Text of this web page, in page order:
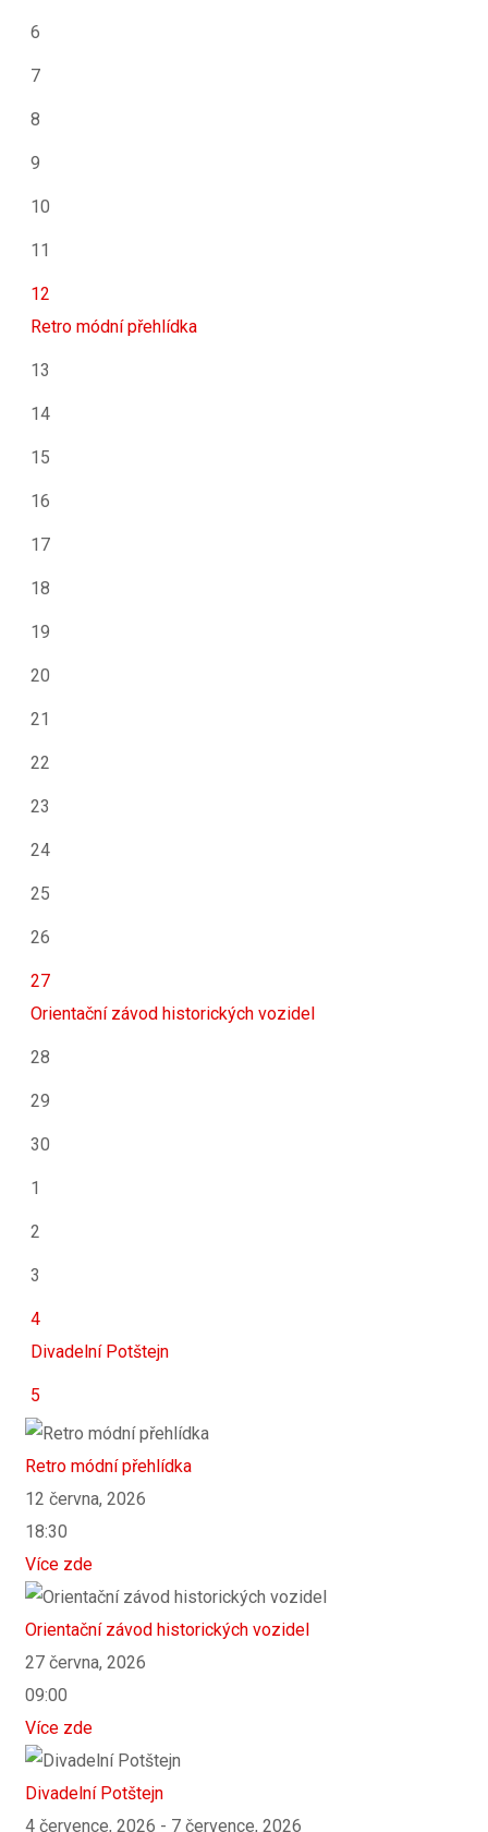
6
7
8
9
10
11
12
Retro módní přehlídka
13
14
15
16
17
18
19
20
21
22
23
24
25
26
27
Orientační závod historických vozidel
28
29
30
1
2
3
4
Divadelní Potštejn
5
Retro módní přehlídka
12 června, 2026
18:30
Více zde
Orientační závod historických vozidel
27 června, 2026
09:00
Více zde
Divadelní Potštejn
4 července, 2026 - 7 července, 2026